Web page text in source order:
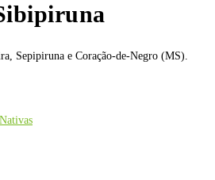
Sepipiruna e Coração-de-Negro (MS).